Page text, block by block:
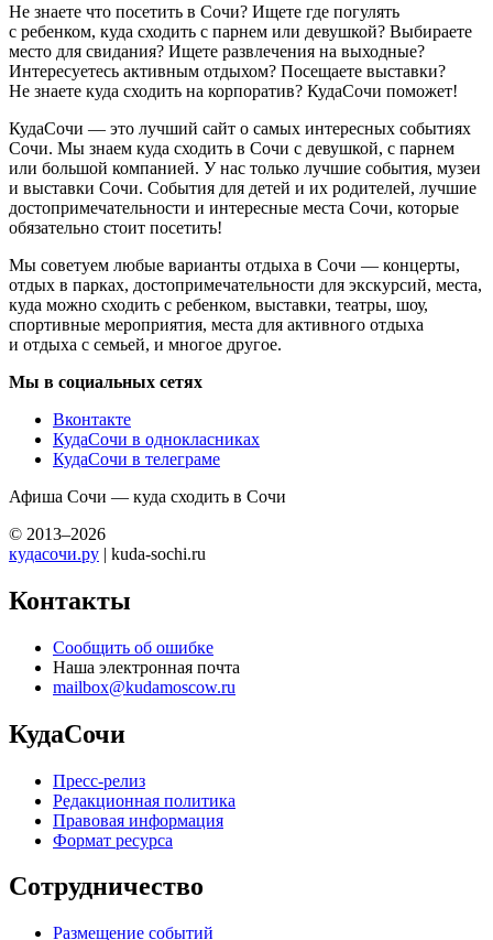
Не знаете что посетить в Сочи? Ищете где погулять
с ребенком, куда сходить с парнем или девушкой? Выбираете
место для свидания? Ищете развлечения на выходные?
Интересуетесь активным отдыхом? Посещаете выставки?
Не знаете куда сходить на корпоратив? КудаСочи поможет!
КудаСочи — это лучший сайт о самых интересных событиях
Сочи. Мы знаем куда сходить в Сочи с девушкой, с парнем
или большой компанией. У нас только лучшие события, музеи
и выставки Сочи. События для детей и их родителей, лучшие
достопримечательности и интересные места Сочи, которые
обязательно стоит посетить!
Мы советуем любые варианты отдыха в Сочи — концерты,
отдых в парках, достопримечательности для экскурсий, места,
куда можно сходить с ребенком, выставки, театры, шоу,
спортивные мероприятия, места для активного отдыха
и отдыха с семьей, и многое другое.
Мы в социальных сетях
Вконтакте
КудаСочи в однокласниках
КудаСочи в телеграме
Афиша Сочи — куда сходить в Сочи
© 2013–2026
кудасочи.ру | kuda-sochi.ru
Контакты
Сообщить об ошибке
Наша электронная почта
mailbox@kudamoscow.ru
КудаСочи
Пресс-релиз
Редакционная политика
Правовая информация
Формат ресурса
Сотрудничество
Размещение событий